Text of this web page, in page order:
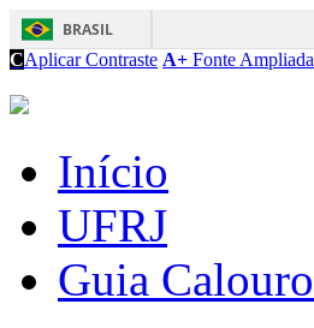
BRASIL
CAplicar Contraste A+ Fonte Ampliada
Início
UFRJ
Guia Calouro